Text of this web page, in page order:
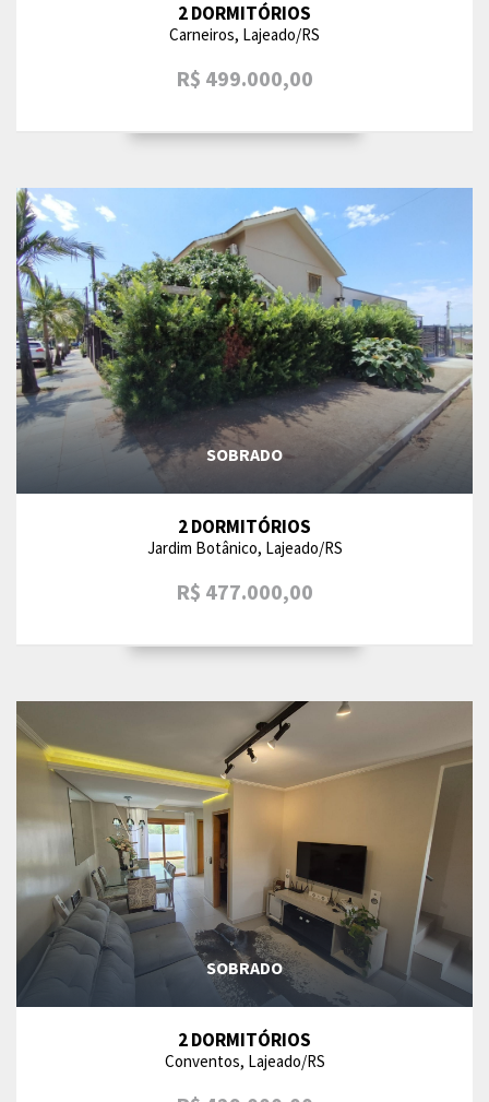
2 DORMITÓRIOS
Carneiros, Lajeado/RS
R$ 499.000,00
SOBRADO
2 DORMITÓRIOS
Jardim Botânico, Lajeado/RS
R$ 477.000,00
SOBRADO
2 DORMITÓRIOS
Conventos, Lajeado/RS